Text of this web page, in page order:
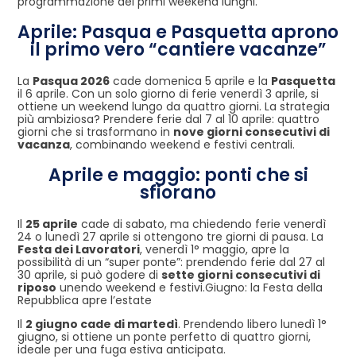
Aprile: Pasqua e Pasquetta aprono
il primo vero “cantiere vacanze”
La Pasqua 2026 cade domenica 5 aprile e la Pasquetta
il 6 aprile. Con un solo giorno di ferie venerdì 3 aprile, si
ottiene un weekend lungo da quattro giorni. La strategia
più ambiziosa? Prendere ferie dal 7 al 10 aprile: quattro
giorni che si trasformano in nove giorni consecutivi di
vacanza, combinando weekend e festivi centrali.
Aprile e maggio: ponti che si
sfiorano
Il 25 aprile cade di sabato, ma chiedendo ferie venerdì
24 o lunedì 27 aprile si ottengono tre giorni di pausa. La
Festa dei Lavoratori, venerdì 1° maggio, apre la
possibilità di un “super ponte”: prendendo ferie dal 27 al
30 aprile, si può godere di sette giorni consecutivi di
riposo unendo weekend e festivi.Giugno: la Festa della
Repubblica apre l’estate
Il 2 giugno cade di martedì. Prendendo libero lunedì 1°
giugno, si ottiene un ponte perfetto di quattro giorni,
ideale per una fuga estiva anticipata.